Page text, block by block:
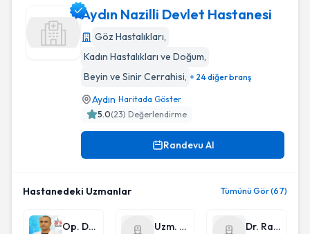
Aydın Nazilli Devlet Hastanesi
Göz Hastalıkları,
Kadın Hastalıkları ve Doğum,
Beyin ve Sinir Cerrahisi, + 24 diğer branş
Aydın Haritada Göster
5.0(23) Değerlendirme
Randevu Al
Hastanedeki Uzmanlar Tümünü Gör (67)
Op. Dr. Necmettin Salar Uzm. Dr. Orhan Oğrağ Dr. Rasim Sayar